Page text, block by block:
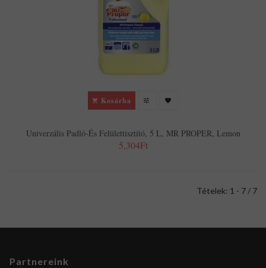
Kosárba
Univerzális Padló-És Felülettisztító, 5 L, MR PROPER, Lemon
5,304Ft
Tételek: 1 - 7 / 7
Partnereink